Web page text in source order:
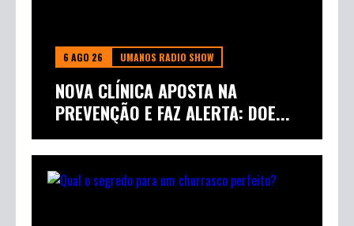
6 AGO 26 UMANOS RADIO SHOW
NOVA CLÍNICA APOSTA NA
PREVENÇÃO E FAZ ALERTA: DOE...